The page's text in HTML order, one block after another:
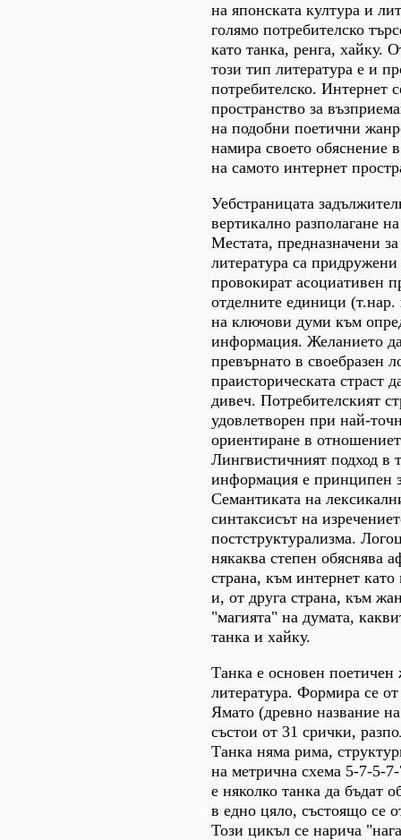
на японската култура и
голямо потребителско
като танка, ренга, хайку.
този тип литература е и
потребителско. Интернет
пространство за
на подобни поетични
намира своето обяснение
на самото интернет
Уебстраницата
вертикално разполагане
Местата, предназначени
литература са
провокират асоциативен
отделните единици (т.нар.
на ключови думи към
информация. Желанието
превърнато в своебразен
праисторическата страст
дивеч. Потребителският
удовлетворен при най-
ориентиране в
Лингвистичният подход в
информация е принципен
Семантиката на
синтаксисът на
постструктурализма.
някаква степен обяснява
страна, към интернет
и, от друга страна, към
"магията" на думата,
танка и хайку.
Танка е основен поетичен
литература. Формира се
Ямато (древно название
състои от 31 срички,
Танка няма рима,
на метрична схема 5-7-5-
е няколко танка да бъдат
в едно цяло, състоящо се
Този цикъл се нарича